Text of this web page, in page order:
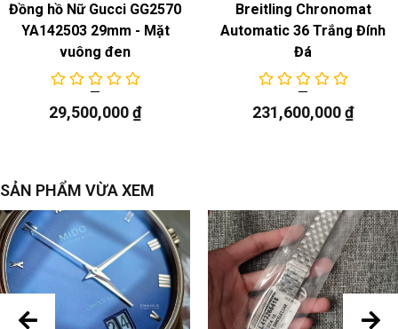
Đồng hồ Nữ Gucci GG2570
YA142503 29mm - Mặt
vuông đen
29,500,000₫
Breitling Chronomat
Automatic 36 Trắng Đính
Đá
231,600,000₫
SẢN PHẨM VỪA XEM